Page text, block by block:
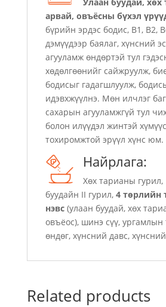
Улаан буудай, хөх
арвай, овъёсны бүхэл
бүрийн эрдэс бодис, В1, В2,
дэмүүдээр баялаг, хүнсний
агууламж өндөртэй тул
хөдөлгөөнийг сайжруулж,
бодисыг гадагшлуулж,
идэвхжүүлнэ. Мөн илчлэг
сахарын агууламжгүй тул
болон илүүдэл жинтэй
тохиромжтой эрүүл хүнс юм.
Найрлага:
Хөх тарианы гурил,
буудайн II гурил, 4 төрлийн
нэвс(улаан буудай, хөх
овъёос), шинэ сүү, ургамлын
өндөг, хүнсний давс,
Related products